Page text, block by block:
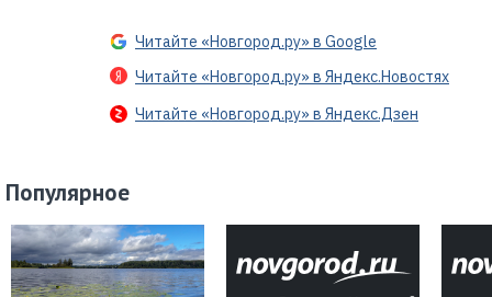
Читайте «Новгород.ру» в Google
Читайте «Новгород.ру» в Яндекс.Новостях
Читайте «Новгород.ру» в Яндекс.Дзен
Популярное